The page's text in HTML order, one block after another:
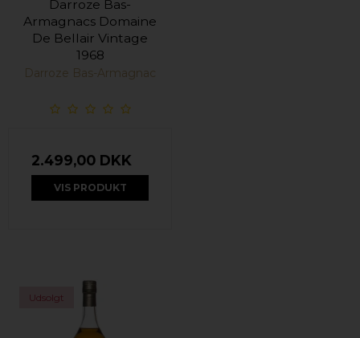
Darroze Bas-
Armagnacs Domaine
De Bellair Vintage
1968
Darroze Bas-Armagnac
2.499,00 DKK
VIS PRODUKT
Udsolgt